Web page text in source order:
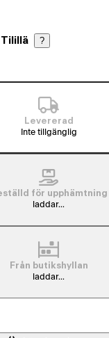
Tilillä ?
Levererad
Inte tillgänglig
för upphämtning
laddar...
Från butikshyllan
laddar...